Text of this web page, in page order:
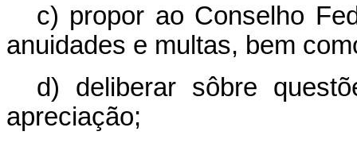
c) propor ao Conselho
anuidades e multas, bem
d) deliberar sôbre
apreciação;